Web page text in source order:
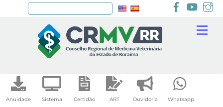
Anuidade
Sistema
Certidão
ART
Ouvidoria
Whatsapp